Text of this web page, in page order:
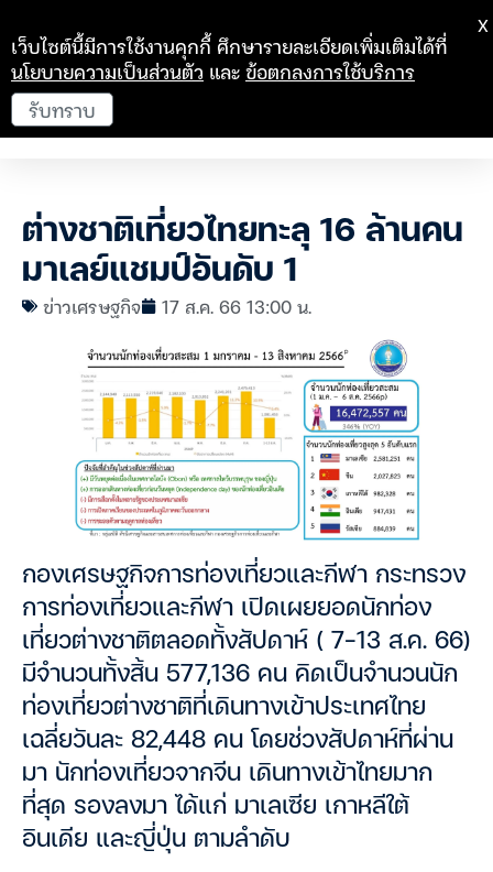
ต่างชาติเที่ยวไทยทะลุ 16 ล้านคน
มาเลย์แชมป์อันดับ 1
ข่าวเศรษฐกิจ 17 ส.ค. 66 13:00 น.
กองเศรษฐกิจการท่องเที่ยวและกีฬา กระทรวง
การท่องเที่ยวและกีฬา เปิดเผยยอดนักท่อง
เที่ยวต่างชาติตลอดทั้งสัปดาห์ ( 7-13 ส.ค. 66)
มีจำนวนทั้งสิ้น 577,136 คน คิดเป็นจำนวนนัก
ท่องเที่ยวต่างชาติที่เดินทางเข้าประเทศไทย
เฉลี่ยวันละ 82,448 คน โดยช่วงสัปดาห์ที่ผ่าน
มา นักท่องเที่ยวจากจีน เดินทางเข้าไทยมาก
ที่สุด รองลงมา ได้แก่ มาเลเซีย เกาหลีใต้
อินเดีย และญี่ปุ่น ตามลำดับ
เว็บไซต์นี้มีการใช้งานคุกกี้ ศึกษารายละเอียดเพิ่มเติมได้ที่
นโยบายความเป็นส่วนตัว และข้อตกลงการใช้บริการ
รับทราบ
X